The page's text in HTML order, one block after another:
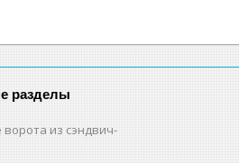
разделы
из сэндвич-